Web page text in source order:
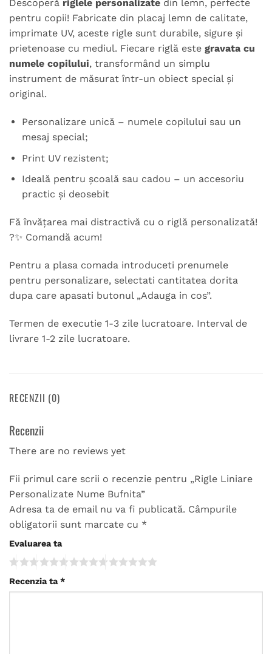
Descoperă riglele personalizate din lemn, perfecte
pentru copii! Fabricate din placaj lemn de calitate,
imprimate UV, aceste rigle sunt durabile, sigure și
prietenoase cu mediul. Fiecare riglă este gravata cu
numele copilului, transformând un simplu
instrument de măsurat într-un obiect special și
original.
Personalizare unică – numele copilului sau un
mesaj special;
Print UV rezistent;
Ideală pentru școală sau cadou – un accesoriu
practic și deosebit
Fă învățarea mai distractivă cu o riglă personalizată!
?✨ Comandă acum!
Pentru a plasa comada introduceti prenumele
pentru personalizare, selectati cantitatea dorita
dupa care apasati butonul „Adauga in cos”.
Termen de executie 1-3 zile lucratoare. Interval de
livrare 1-2 zile lucratoare.
RECENZII (0)
Recenzii
There are no reviews yet
Fii primul care scrii o recenzie pentru „Rigle Liniare
Personalizate Nume Bufnita”
Adresa ta de email nu va fi publicată. Câmpurile
obligatorii sunt marcate cu *
Evaluarea ta
Recenzia ta *